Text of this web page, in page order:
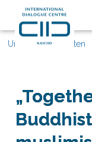
Unsere Geschichten